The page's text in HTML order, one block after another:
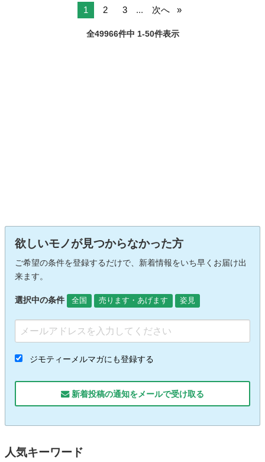
1 2 3 ... 次へ
全49966件中 1-50件表示
欲しいモノが見つからなかった方
ご希望の条件を登録するだけで、新着情報をいち早くお届け出
来ます。
選択中の条件 全国 売ります・あげます 姿見
ジモティーメルマガにも登録する
新着投稿の通知をメールで受け取る
人気キーワード